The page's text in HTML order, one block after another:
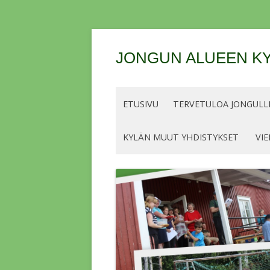
JONGUN ALUEEN
ETUSIVU TERVETULOA
KYLÄN MUUT YHDISTYKSET
HINNAT KALASTUSKAUDELLE 2026